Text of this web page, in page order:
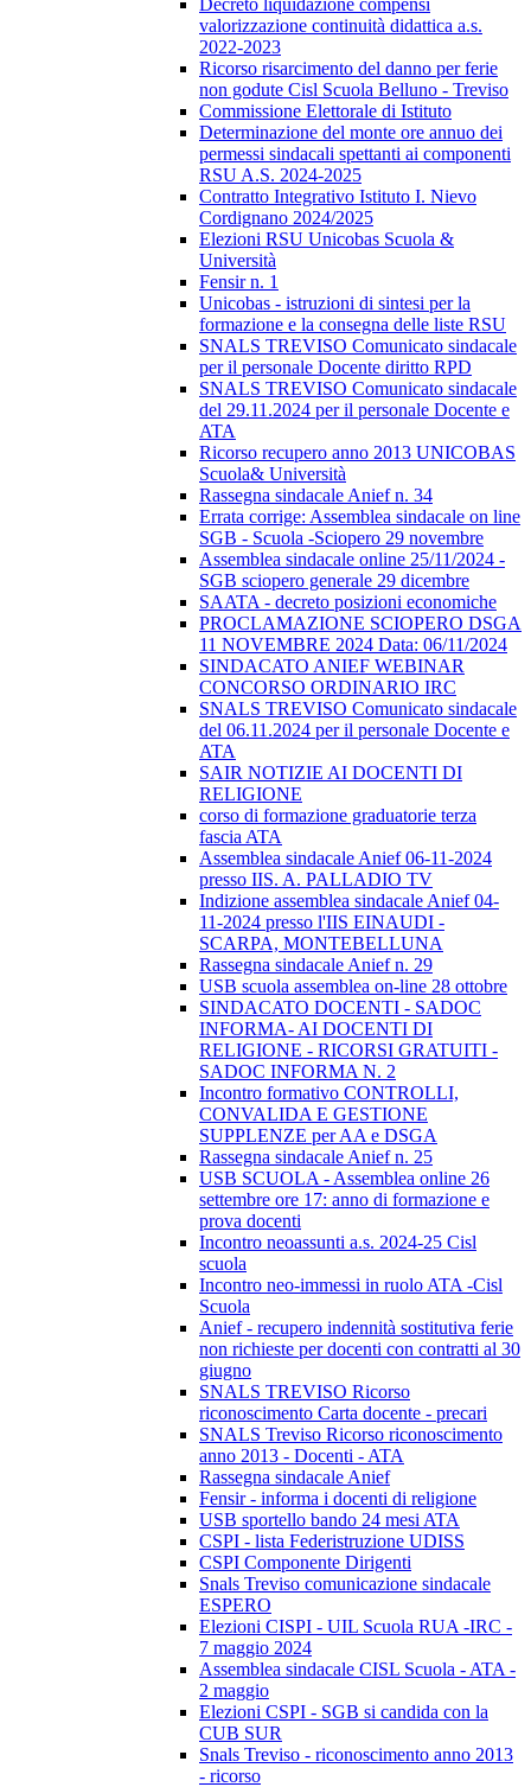
Decreto liquidazione compensi
valorizzazione continuità didattica a.s.
2022-2023
Ricorso risarcimento del danno per ferie
non godute Cisl Scuola Belluno - Treviso
Commissione Elettorale di Istituto
Determinazione del monte ore annuo dei
permessi sindacali spettanti ai componenti
RSU A.S. 2024-2025
Contratto Integrativo Istituto I. Nievo
Cordignano 2024/2025
Elezioni RSU Unicobas Scuola &
Università
Fensir n. 1
Unicobas - istruzioni di sintesi per la
formazione e la consegna delle liste RSU
SNALS TREVISO Comunicato sindacale
per il personale Docente diritto RPD
SNALS TREVISO Comunicato sindacale
del 29.11.2024 per il personale Docente e
ATA
Ricorso recupero anno 2013 UNICOBAS
Scuola& Università
Rassegna sindacale Anief n. 34
Errata corrige: Assemblea sindacale on line
SGB - Scuola -Sciopero 29 novembre
Assemblea sindacale online 25/11/2024 -
SGB sciopero generale 29 dicembre
SAATA - decreto posizioni economiche
PROCLAMAZIONE SCIOPERO DSGA
11 NOVEMBRE 2024 Data: 06/11/2024
SINDACATO ANIEF WEBINAR
CONCORSO ORDINARIO IRC
SNALS TREVISO Comunicato sindacale
del 06.11.2024 per il personale Docente e
ATA
SAIR NOTIZIE AI DOCENTI DI
RELIGIONE
corso di formazione graduatorie terza
fascia ATA
Assemblea sindacale Anief 06-11-2024
presso IIS. A. PALLADIO TV
Indizione assemblea sindacale Anief 04-
11-2024 presso l'IIS EINAUDI -
SCARPA, MONTEBELLUNA
Rassegna sindacale Anief n. 29
USB scuola assemblea on-line 28 ottobre
SINDACATO DOCENTI - SADOC
INFORMA- AI DOCENTI DI
RELIGIONE - RICORSI GRATUITI -
SADOC INFORMA N. 2
Incontro formativo CONTROLLI,
CONVALIDA E GESTIONE
SUPPLENZE per AA e DSGA
Rassegna sindacale Anief n. 25
USB SCUOLA - Assemblea online 26
settembre ore 17: anno di formazione e
prova docenti
Incontro neoassunti a.s. 2024-25 Cisl
scuola
Incontro neo-immessi in ruolo ATA -Cisl
Scuola
Anief - recupero indennità sostitutiva ferie
non richieste per docenti con contratti al 30
giugno
SNALS TREVISO Ricorso
riconoscimento Carta docente - precari
SNALS Treviso Ricorso riconoscimento
anno 2013 - Docenti - ATA
Rassegna sindacale Anief
Fensir - informa i docenti di religione
USB sportello bando 24 mesi ATA
CSPI - lista Federistruzione UDISS
CSPI Componente Dirigenti
Snals Treviso comunicazione sindacale
ESPERO
Elezioni CISPI - UIL Scuola RUA -IRC -
7 maggio 2024
Assemblea sindacale CISL Scuola - ATA -
2 maggio
Elezioni CSPI - SGB si candida con la
CUB SUR
Snals Treviso - riconoscimento anno 2013
- ricorso